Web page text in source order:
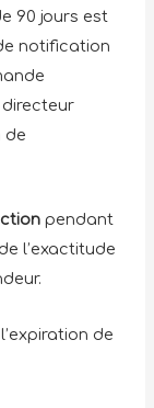
90 jours est
notification
directeur
de
pendant
l’exactitude
de